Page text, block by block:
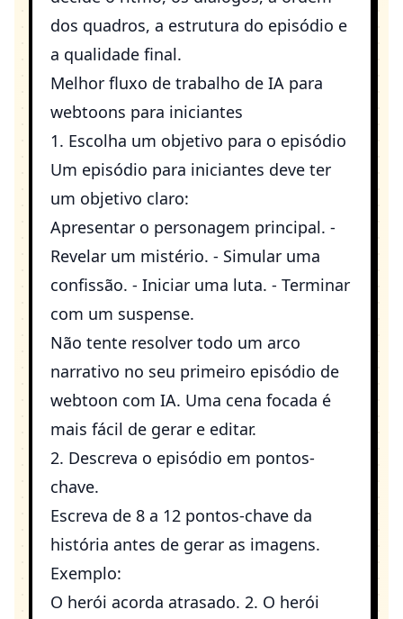
dos quadros, a estrutura do episódio e
a qualidade final.
Melhor fluxo de trabalho de IA para
webtoons para iniciantes
1. Escolha um objetivo para o episódio
Um episódio para iniciantes deve ter
um objetivo claro:
Apresentar o personagem principal. -
Revelar um mistério. - Simular uma
confissão. - Iniciar uma luta. - Terminar
com um suspense.
Não tente resolver todo um arco
narrativo no seu primeiro episódio de
webtoon com IA. Uma cena focada é
mais fácil de gerar e editar.
2. Descreva o episódio em pontos-
chave.
Escreva de 8 a 12 pontos-chave da
história antes de gerar as imagens.
Exemplo:
O herói acorda atrasado. 2. O herói